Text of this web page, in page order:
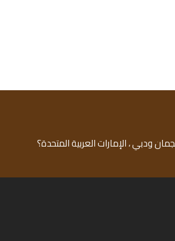
ودبي ، الإمارات العربية المتحدة؟